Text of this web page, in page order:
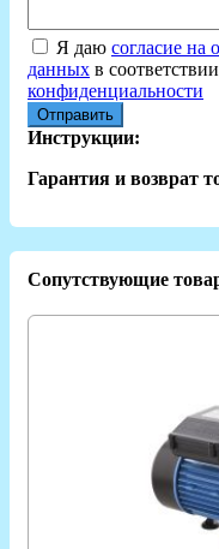
Я даю согласие на
данных в
конфиденциальности
Отправить
Инструкции:
Гарантия и возврат
Сопутствующие